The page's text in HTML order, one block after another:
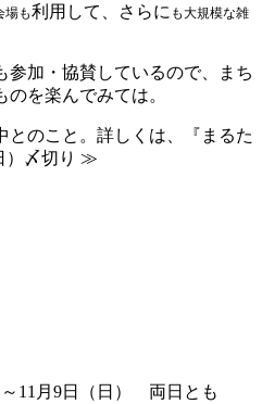
場も利用して、さらに も大規模な雑
参加・協賛しているので、まち
を楽んでみては。
とのこと。詳しくは、『まるた
）〆切り ≫
～11月9日（日） 両日とも